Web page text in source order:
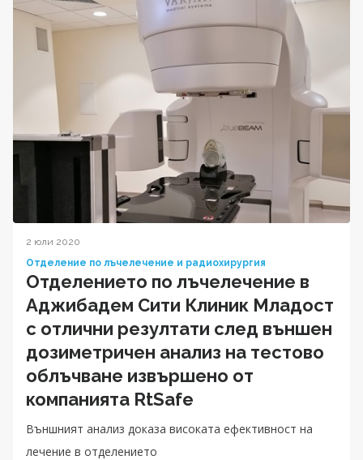
2 юли 2020
Отделение по лъчелечение и радиохирургия
Отделението по лъчелечение в
Аджибадем Сити Клиник Младост
с отлични резултати след външен
дозиметричен анализ на тестово
облъчване извършено от
компанията RtSafe
Външният анализ доказа високата ефективност на
лечение в отделението